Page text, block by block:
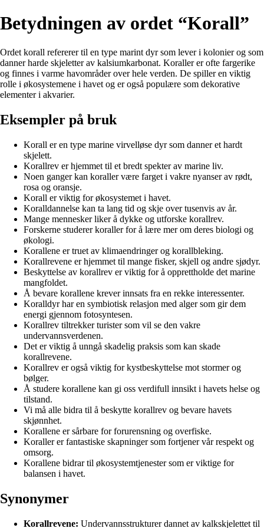
Betydningen av ordet “Korall”
Ordet korall refererer til en type marint dyr som lever i kolonier og som
danner harde skjeletter av kalsiumkarbonat. Koraller er ofte fargerike
og finnes i varme havområder over hele verden. De spiller en viktig
rolle i økosystemene i havet og er også populære som dekorative
elementer i akvarier.
Eksempler på bruk
Korall er en type marine virvelløse dyr som danner et hardt
skjelett.
Korallrev er hjemmet til et bredt spekter av marine liv.
Noen ganger kan koraller være farget i vakre nyanser av rødt,
rosa og oransje.
Korall er viktig for økosystemet i havet.
Koralldannelse kan ta lang tid og skje over tusenvis av år.
Mange mennesker liker å dykke og utforske korallrev.
Forskerne studerer koraller for å lære mer om deres biologi og
økologi.
Korallene er truet av klimaendringer og korallbleking.
Korallrevene er hjemmet til mange fisker, skjell og andre sjødyr.
Beskyttelse av korallrev er viktig for å opprettholde det marine
mangfoldet.
Å bevare korallene krever innsats fra en rekke interessenter.
Koralldyr har en symbiotisk relasjon med alger som gir dem
energi gjennom fotosyntesen.
Korallrev tiltrekker turister som vil se den vakre
undervannsverdenen.
Det er viktig å unngå skadelig praksis som kan skade
korallrevene.
Korallrev er også viktig for kystbeskyttelse mot stormer og
bølger.
Å studere korallene kan gi oss verdifull innsikt i havets helse og
tilstand.
Vi må alle bidra til å beskytte korallrev og bevare havets
skjønnhet.
Korallene er sårbare for forurensning og overfiske.
Koraller er fantastiske skapninger som fortjener vår respekt og
omsorg.
Korallene bidrar til økosystemtjenester som er viktige for
balansen i havet.
Synonymer
Korallrevene: Undervannsstrukturer dannet av kalkskjelettet til